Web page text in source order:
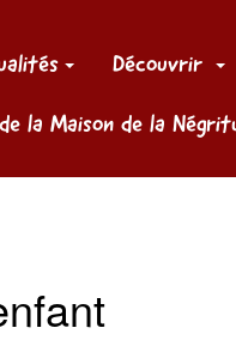
Découvrir
la Maison de la